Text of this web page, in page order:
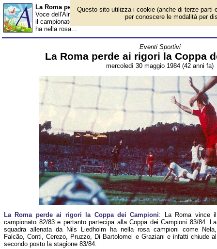
La Roma perde ai rigori la Coppa dei Campioni - Almanacco
Voce dell'Almanacco del 30 maggio, per la rubrica 'Eventi
il campionato 82/83 e pertanto partecipa alla Coppa dei
ha nella rosa...
Eventi Sportivi
La Roma perde ai rigori la Coppa
mercoledì 30 maggio 1984 (42 anni fa)
La Roma perde ai rigori la Coppa dei Campioni: La Roma vince il
campionato 82/83 e pertanto partecipa alla Coppa dei Campioni 83/84. La
squadra allenata da Nils Liedholm ha nella rosa campioni come Nela,
Falcão, Conti, Cerezo, Pruzzo, Di Bartolomei e Graziani e infatti chiude al
secondo posto la stagione 83/84.
Questo sito utilizza i cookie (anche di terze parti
per conoscere le modalità per